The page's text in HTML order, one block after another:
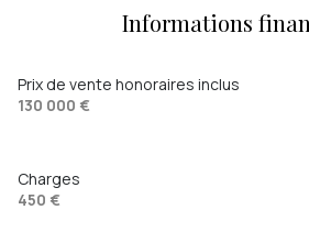
Informations
Prix de vente honoraires inclus
130 000 €
Charges
450 €